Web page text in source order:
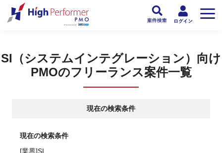
SI（システムインテグレーション）向け
PMOのフリーランス案件一覧
現在の検索条件
現在の検索条件
[業界]SI